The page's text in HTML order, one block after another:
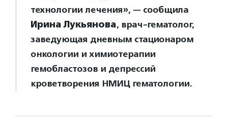
технологии лечения», — сообщила
Ирина Лукьянова, врач-гематолог,
заведующая дневным стационаром
онкологии и химиотерапии
гемобластозов и депрессий
кроветворения НМИЦ гематологии.